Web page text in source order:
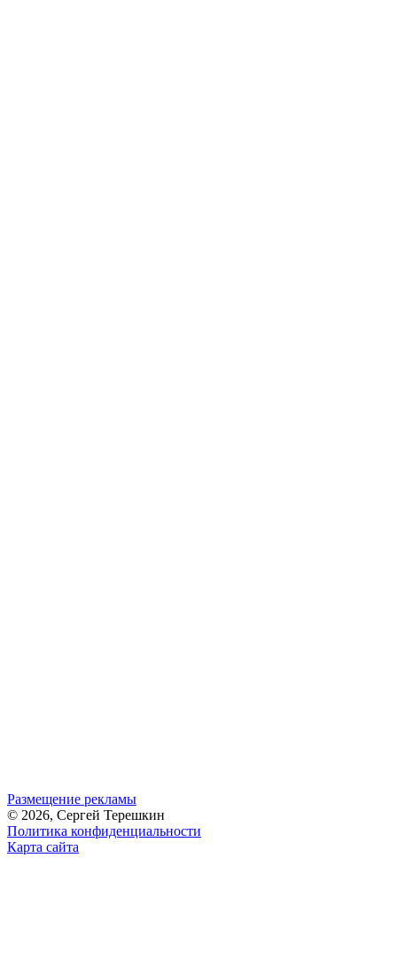
Размещение рекламы
© 2026, Сергей Терешкин
Политика конфиденциальности
Карта сайта